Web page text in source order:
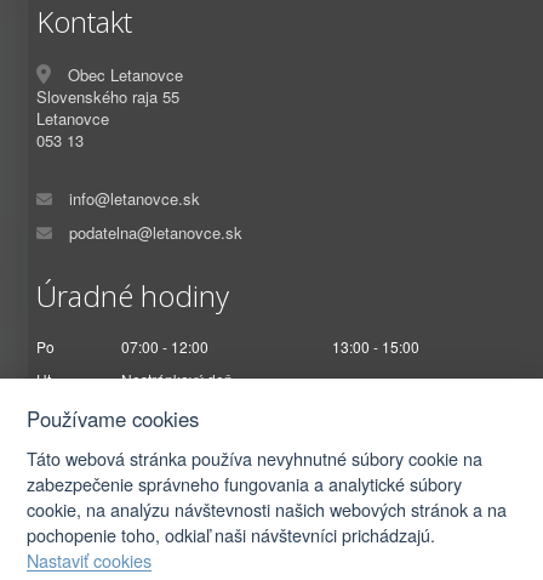
Kontakt
Obec Letanovce
Slovenského raja 55
Letanovce
053 13
info@letanovce.sk
podatelna@letanovce.sk
Úradné hodiny
Po 07:00 - 12:00
13:00 - 15:00
Ut
Nestránkový deň
St
07:00 - 12:00
Pi
07:00 - 12:30
Používame cookies
Táto webová stránka používa nevyhnutné súbory cookie na
zabezpečenie správneho fungovania a analytické súbory
cookie, na analýzu návštevnosti našich webových stránok a na
pochopenie toho, odkiaľ naši návštevníci prichádzajú.
Nastaviť cookies